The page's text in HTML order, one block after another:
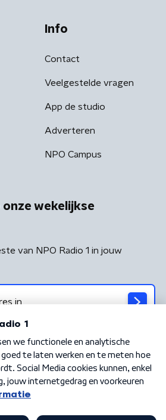
Info
Contact
Veelgestelde vragen
App de studio
Adverteren
NPO Campus
wekelijkse
van NPO Radio 1 in jouw